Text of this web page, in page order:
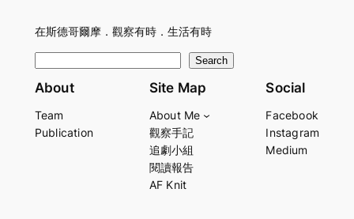
在斯德哥爾摩．觀察有時．生活有時
e
r
Search
About
Team
Publication
Site Map
About Me
觀察手記
追劇小組
閱讀報告
AF Knit
Social
Facebook
Instagram
Medium